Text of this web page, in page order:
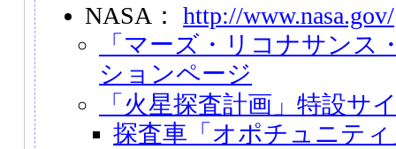
NASA： http://www.nasa.gov/
「マーズ・リコナサンス
ションページ
「火星探査計画」特設サ
探査車「オポチュニテ